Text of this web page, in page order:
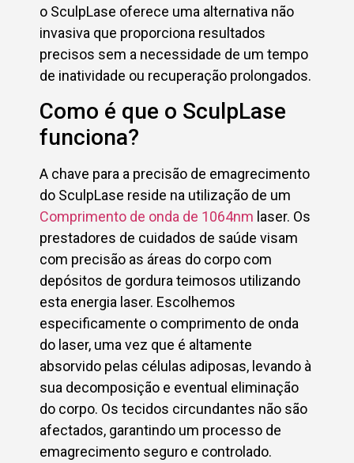
o SculpLase oferece uma alternativa não
invasiva que proporciona resultados
precisos sem a necessidade de um tempo
de inatividade ou recuperação prolongados.
Como é que o SculpLase
funciona?
A chave para a precisão de emagrecimento
do SculpLase reside na utilização de um
Comprimento de onda de 1064nm laser. Os
prestadores de cuidados de saúde visam
com precisão as áreas do corpo com
depósitos de gordura teimosos utilizando
esta energia laser. Escolhemos
especificamente o comprimento de onda
do laser, uma vez que é altamente
absorvido pelas células adiposas, levando à
sua decomposição e eventual eliminação
do corpo. Os tecidos circundantes não são
afectados, garantindo um processo de
emagrecimento seguro e controlado.